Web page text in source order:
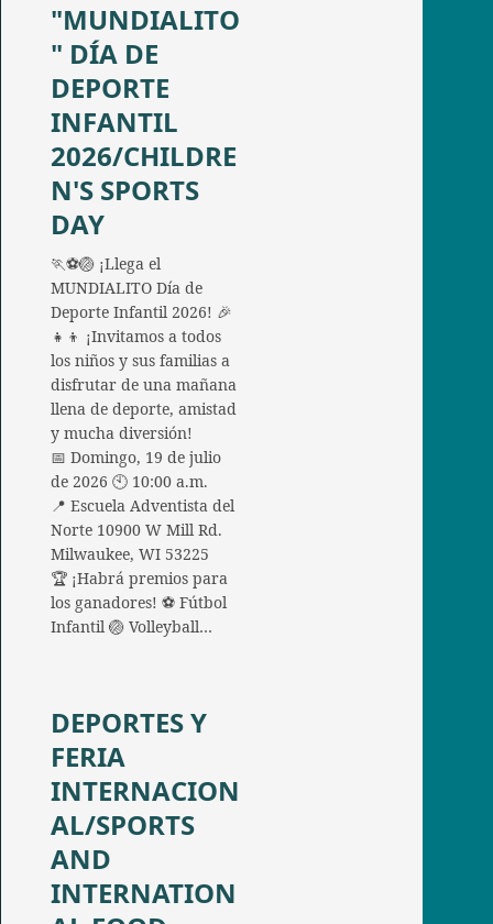
"MUNDIALITO
" DÍA DE
DEPORTE
INFANTIL
2026/CHILDRE
N'S SPORTS
DAY
🏃⚽🏐 ¡Llega el
MUNDIALITO Día de
Deporte Infantil 2026! 🎉
👧👦 ¡Invitamos a todos
los niños y sus familias a
disfrutar de una mañana
llena de deporte, amistad
y mucha diversión!
📅 Domingo, 19 de julio
de 2026 🕙 10:00 a.m.
📍 Escuela Adventista del
Norte 10900 W Mill Rd.
Milwaukee, WI 53225
🏆 ¡Habrá premios para
los ganadores! ⚽ Fútbol
Infantil 🏐 Volleyball…
DEPORTES Y
FERIA
INTERNACION
AL/SPORTS
AND
INTERNATION